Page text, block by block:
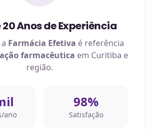
20 Anos de Experiência
Farmácia Efetiva é referência
farmacêutica em Curitiba e
região.
ano
98%
Satisfação